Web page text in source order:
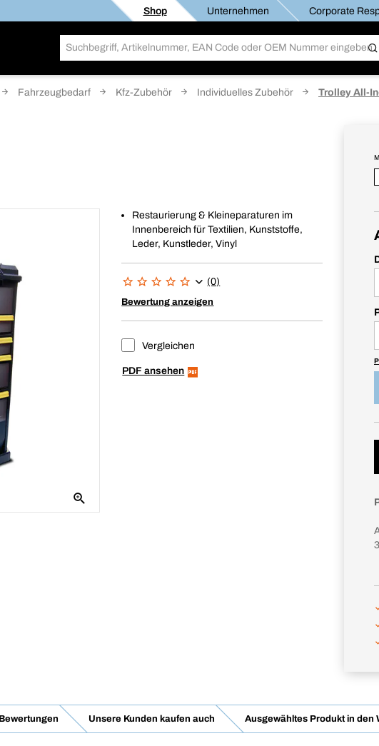
Shop Unternehmen Corporate
Fahrzeugbedarf Kfz-Zubehör Individuelles Zubehör Trolley All-
Restaurierung & Kleineparaturen im
Innenbereich für Textilien, Kunststoffe,
Leder, Kunstleder, Vinyl
(0)
Bewertung anzeigen
Vergleichen
PDF ansehen
Bewertungen Unsere Kunden kaufen auch Ausgewähltes Produkt in den